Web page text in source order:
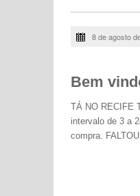
8 de agosto
Bem
TÁ NO RECIFE
intervalo de 3 a
compra.